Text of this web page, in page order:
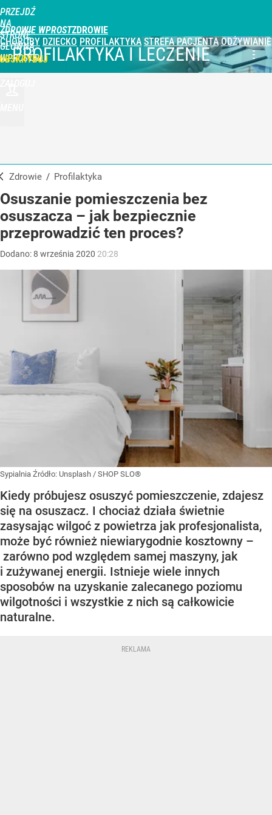
PRZEJDŹ
NA
STRONĘ
GŁÓWNĄ
WPROST.PL
ZDROWIE WPROST
CHOROBY DZIECKO PROFILAKTYKA STREFA PACJENTA ODŻYWIANIE
PROFILAKTYKA I LECZENIE
Zdrowie / Profilaktyka
Osuszanie pomieszczenia bez
osuszacza – jak bezpiecznie
przeprowadzić ten proces?
Dodano:8 września 2020 20:28
Sypialnia Źródło: Unsplash / SHOP SLO®
Kiedy próbujesz osuszyć pomieszczenie, zdajesz
się na osuszacz. I chociaż działa świetnie
zasysając wilgoć z powietrza jak profesjonalista,
może być również niewiarygodnie kosztowny –
zarówno pod względem samej maszyny, jak
i zużywanej energii. Istnieje wiele innych
sposobów na uzyskanie zalecanego poziomu
wilgotności i wszystkie z nich są całkowicie
naturalne.